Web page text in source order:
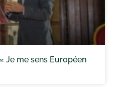
Je me sens Européen